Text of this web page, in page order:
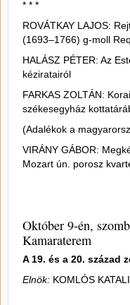
* * *
ROVÁTKAY LAJOS:
(1693–1766) g-moll
HALÁSZ PÉTER: Az
kéziratairól
FARKAS ZOLTÁN:
székesegyház
(Adalékok a
VIRÁNY GÁBOR:
Mozart ún. porosz
Október 9-én,
Kamaraterem
A 19. és a 20. század
Elnök: KOMLÓS